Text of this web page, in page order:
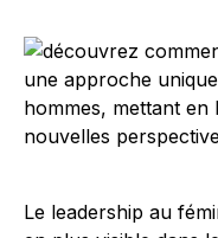
Le leadership au